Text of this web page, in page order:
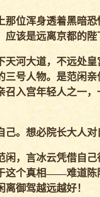
位浑身透着黑暗
应该是远离京都的
河大道，不远处
号人物。是范闲
入宫年轻人之一
。想必院长大人对
，言冰云凭借自己
这个真相——难道陈
御驾越远越好！